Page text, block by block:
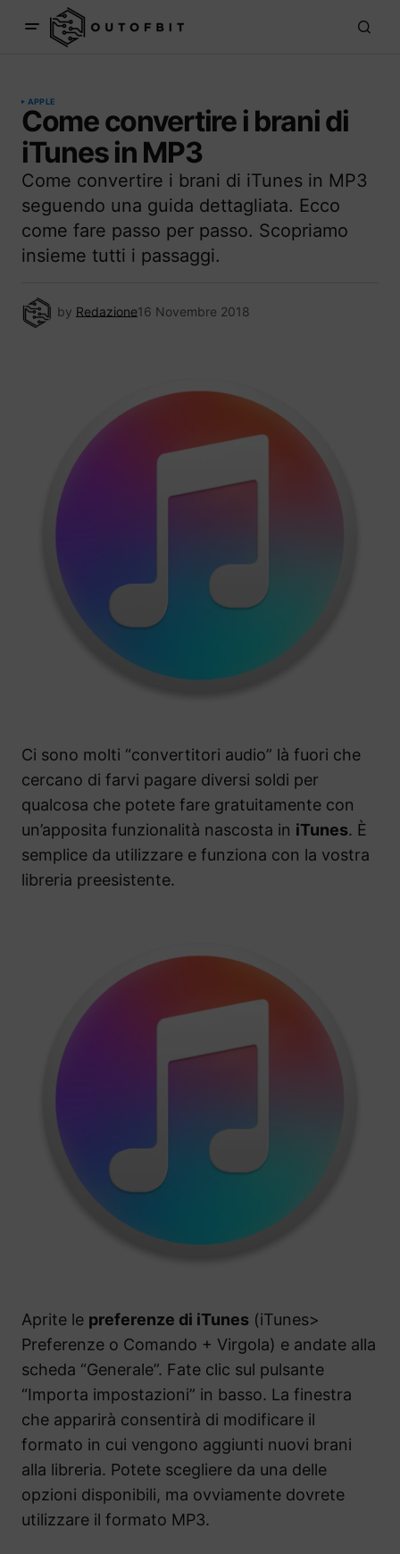
APPLE
Come convertire i brani di
iTunes in MP3
Come convertire i brani di iTunes in MP3
seguendo una guida dettagliata. Ecco
come fare passo per passo. Scopriamo
insieme tutti i passaggi.
by Redazione16 Novembre 2018
Ci sono molti “convertitori audio” là fuori che
cercano di farvi pagare diversi soldi per
qualcosa che potete fare gratuitamente con
un’apposita funzionalità nascosta in iTunes. È
semplice da utilizzare e funziona con la vostra
libreria preesistente.
Aprite le preferenze di iTunes (iTunes>
Preferenze o Comando + Virgola) e andate alla
scheda “Generale”. Fate clic sul pulsante
“Importa impostazioni” in basso. La finestra
che apparirà consentirà di modificare il
formato in cui vengono aggiunti nuovi brani
alla libreria. Potete scegliere da una delle
opzioni disponibili, ma ovviamente dovrete
utilizzare il formato MP3.